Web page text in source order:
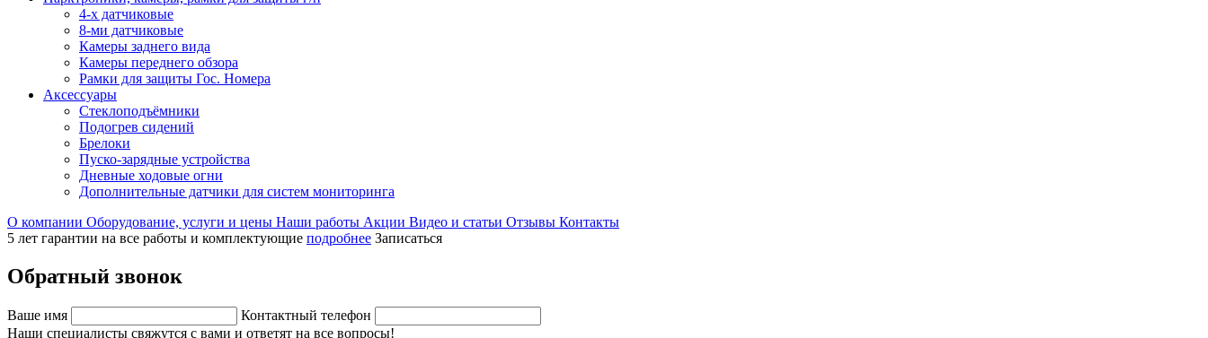
4-х датчиковые
8-ми датчиковые
Камеры заднего вида
Камеры переднего обзора
Рамки для защиты Гос. Номера
Аксессуары
Стеклоподъёмники
Подогрев сидений
Брелоки
Пуско-зарядные устройства
Дневные ходовые огни
Дополнительные датчики для систем мониторинга
О компании Оборудование, услуги и цены Наши работы Акции Видео и статьи Отзывы Контакты
5 лет гарантии на все работы и комплектующие подробнее Записаться
Обратный звонок
Ваше имя
Контактный телефон
Наши специалисты свяжутся с вами и ответят на все вопросы!